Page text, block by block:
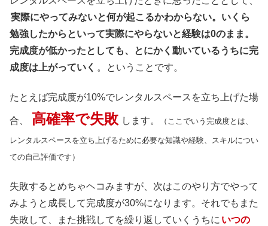
実際にやってみないと何が起こるかわからない。いくら
勉強したからといって実際にやらないと経験は0のまま。
完成度が低かったとしても、とにかく動いているうちに完
成度は上がっていく 。ということです。
たとえば完成度が10%でレンタルスペースを立ち上げた場
合、 高確率で失敗 します。 （ここでいう完成度とは、
レンタルスペースを立ち上げるために必要な知識や経験、スキルについ
ての自己評価です）
失敗するとめちゃヘコみますが、次はこのやり方でやって
みようと成長して完成度が30%になります。それでもまた
失敗して、また挑戦してを繰り返していくうちに いつの